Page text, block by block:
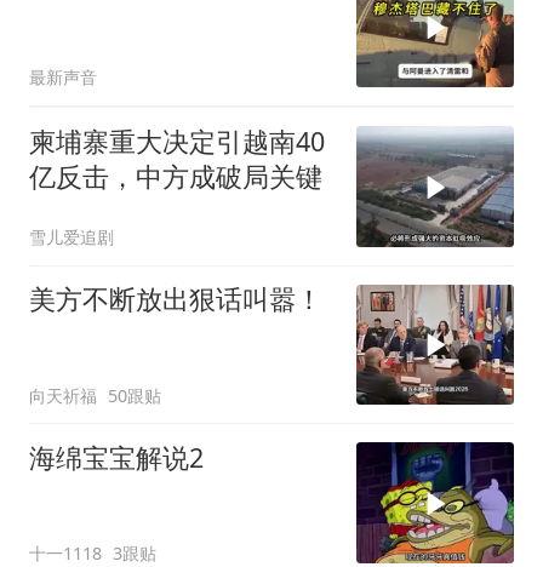
最新声音
柬埔寨重大决定引越南40
亿反击，中方成破局关键
雪儿爱追剧
美方不断放出狠话叫嚣！
向天祈福 50跟贴
海绵宝宝解说2
十一1118 3跟贴